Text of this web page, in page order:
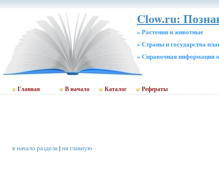
Clow.ru:
» Растения и животные
» Страны и государства
» Cправочная информация
Главная В начало Каталог Рефераты
в начало раздела| на главную